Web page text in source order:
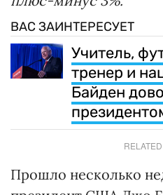
ВАС ЗАИНТЕРЕСУЕТ
Учитель,
тренер и
Байден
Прошло несколько